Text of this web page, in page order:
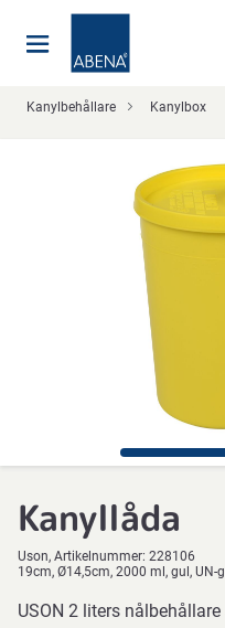
Kanylbehållare Kanylbox
Kanyllåda
Uson Artikelnummer: 228106
19cm, Ø14,5cm, 2000 ml, gul, UN-
USON 2 liters